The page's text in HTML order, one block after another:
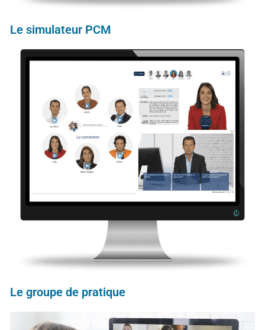
Le simulateur PCM
Le groupe de pratique